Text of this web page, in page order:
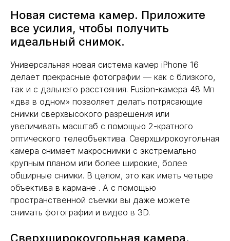
Новая система камер. Приложите
все усилия, чтобы получить
идеальный снимок.
Универсальная новая система камер iPhone 16
делает прекрасные фотографии — как с близкого,
так и с дальнего расстояния. Fusion-камера 48 Мп
«два в одном» позволяет делать потрясающие
снимки сверхвысокого разрешения или
увеличивать масштаб с помощью 2-кратного
оптического телеобъектива. Сверхширокоугольная
камера снимает макроснимки с экстремально
крупным планом или более широкие, более
обширные снимки. В целом, это как иметь четыре
объектива в кармане . А с помощью
пространственной съемки вы даже можете
снимать фотографии и видео в 3D.
Сверхширокоугольная камера.